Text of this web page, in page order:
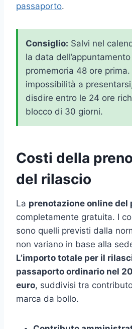
passaporto.
Consiglio: Salvi nel
la data
promemoria 48 ore
impossibilità a
disdire entro le 24 ore
blocco di 30 giorni.
Costi della
del rilascio
La prenotazione online del
completamente gratuita. I
sono quelli previsti dalla
non variano in base alla
L’importo totale per il
passaporto ordinario nel
euro, suddivisi tra
marca da bollo.